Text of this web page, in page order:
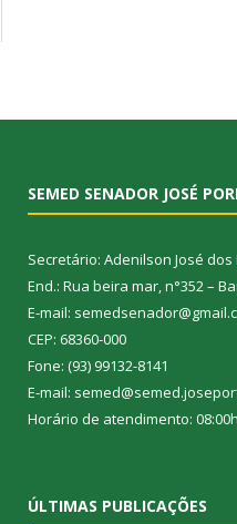
SEMED SENADOR JOSÉ
Secretário: Adenilson José dos
End.: Rua beira mar, n°352 –
E-mail:
CEP: 68360-000
Fone: (93) 99132-8141
E-mail:
Horário de atendimento:
ÚLTIMAS PUBLICAÇÕES